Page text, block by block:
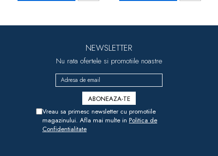
NEWSLETTER
Nu rata ofertele si promotiile noastre
Vreau sa primesc newsletter cu promotiile
magazinului. Afla mai multe in Politica de
Confidentialitate